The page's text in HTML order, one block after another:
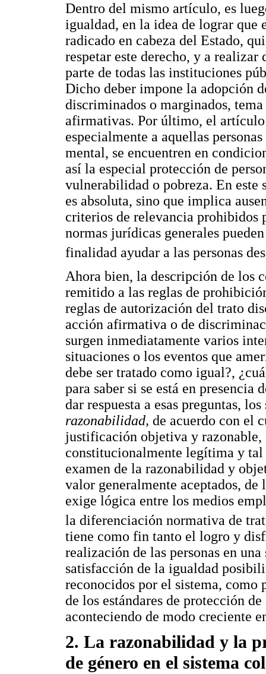
Dentro del mismo artículo, es
igualdad, en la idea de lograr que
radicado en cabeza del Estado,
respetar este derecho, y a
parte de todas las instituciones
Dicho deber impone la adopción
discriminados o marginados,
afirmativas. Por último, el
especialmente a aquellas
mental, se encuentren en
así la especial protección de
vulnerabilidad o pobreza. En
es absoluta, sino que implica
criterios de relevancia prohibidos
normas jurídicas generales
finalidad ayudar a las personas
Ahora bien, la descripción de los
remitido a las reglas de
reglas de autorización del trato
acción afirmativa o de
surgen inmediatamente varios
situaciones o los eventos que
debe ser tratado como igual?,
para saber si se está en
dar respuesta a esas preguntas,
razonabilidad, de acuerdo con el
justificación objetiva y razonable,
constitucionalmente legítima y
examen de la razonabilidad y
valor generalmente aceptados,
exige lógica entre los medios
la diferenciación normativa de
tiene como fin tanto el logro y
realización de las personas en
satisfacción de la igualdad
reconocidos por el sistema, como
de los estándares de protección
aconteciendo de modo creciente
2. La razonabilidad y la
de género en el sistema